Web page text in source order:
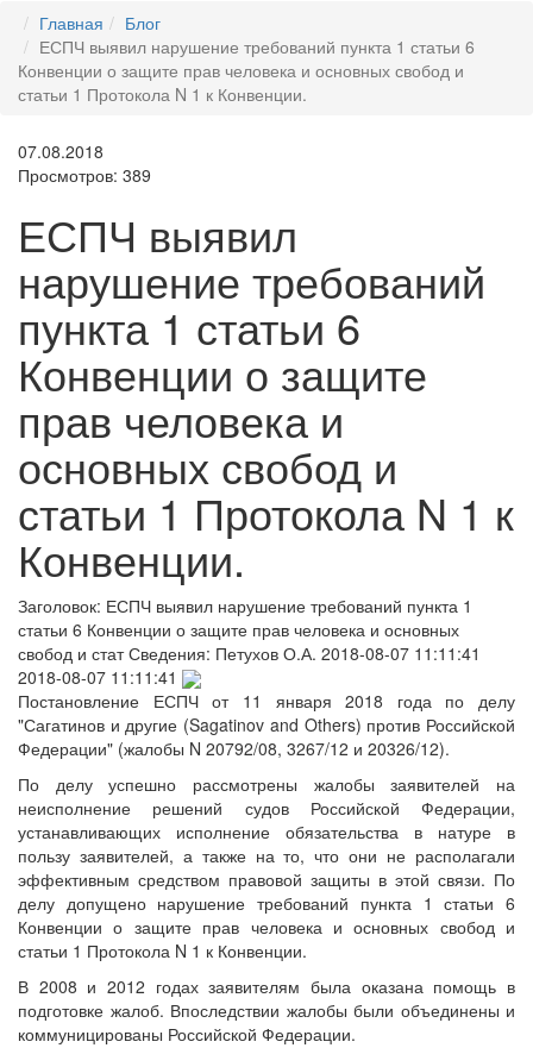
Главная
Блог
ЕСПЧ выявил нарушение требований пункта 1 статьи 6
Конвенции о защите прав человека и основных свобод и
статьи 1 Протокола N 1 к Конвенции.
07.08.2018
Просмотров: 389
ЕСПЧ выявил
нарушение требований
пункта 1 статьи 6
Конвенции о защите
прав человека и
основных свобод и
статьи 1 Протокола N 1 к
Конвенции.
Заголовок: ЕСПЧ выявил нарушение требований пункта 1
статьи 6 Конвенции о защите прав человека и основных
свобод и статСведения: Петухов О.А. 2018-08-07 11:11:41
2018-08-07 11:11:41
Постановление ЕСПЧ от 11 января 2018 года по делу
"Сагатинов и другие (Sagatinov and Others) против Российской
Федерации" (жалобы N 20792/08, 3267/12 и 20326/12).
По делу успешно рассмотрены жалобы заявителей на
неисполнение решений судов Российской Федерации,
устанавливающих исполнение обязательства в натуре в
пользу заявителей, а также на то, что они не располагали
эффективным средством правовой защиты в этой связи. По
делу допущено нарушение требований пункта 1 статьи 6
Конвенции о защите прав человека и основных свобод и
статьи 1 Протокола N 1 к Конвенции.
В 2008 и 2012 годах заявителям была оказана помощь в
подготовке жалоб. Впоследствии жалобы были объединены и
коммуницированы Российской Федерации.